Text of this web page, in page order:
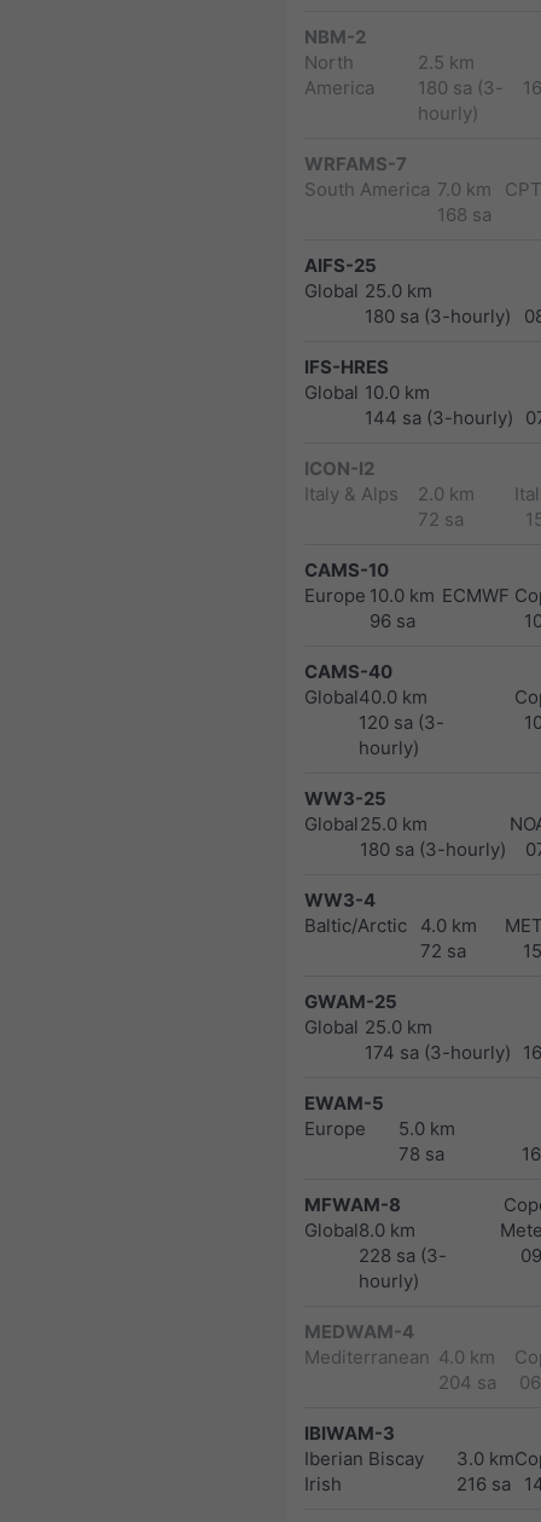
NBM-2
North
America
2.5 km
180 sa (3-
hourly)
WRFAMS-7
South America 7.0 km
168 sa
AIFS-25
Global 25.0 km
180 sa (3-hourly)
IFS-HRES
Global 10.0 km
144 sa (3-hourly)
ICON-I2
Italy & Alps
2.0 km
72 sa
CAMS-10
Europe 10.0 km
96 sa
ECMWF
CAMS-40
Global40.0 km
120 sa (3-
hourly)
WW3-25
Global25.0 km
180 sa (3-hourly)
WW3-4
Baltic/Arctic
4.0 km
72 sa
GWAM-25
Global 25.0 km
174 sa (3-hourly)
EWAM-5
Europe
5.0 km
78 sa
MFWAM-8
Global8.0 km
228 sa (3-
hourly)
MEDWAM-4
Mediterranean 4.0 km
204 sa
IBIWAM-3
Iberian Biscay
Irish
3.0 km
216 sa